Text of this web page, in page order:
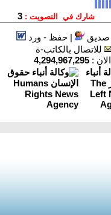
صديق |حفظ - ورد
للاتصال بالكاتب-ة
:
4,294,967,295